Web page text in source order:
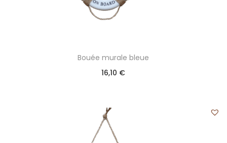
Bouée murale bleue
16,10 €